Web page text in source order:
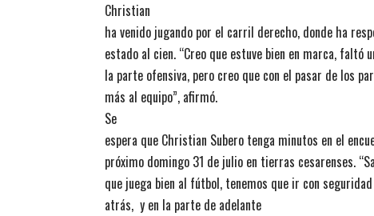
Christian
ha venido jugando por el carril derecho, donde ha
estado al cien. “Creo que estuve bien en marca, faltó
la parte ofensiva, pero creo que con el pasar de los
más al equipo”, afirmó.
Se
espera que Christian Subero tenga minutos en el
próximo domingo 31 de julio en tierras cesarenses.
que juega bien al fútbol, tenemos que ir con
atrás, y en la parte de adelante